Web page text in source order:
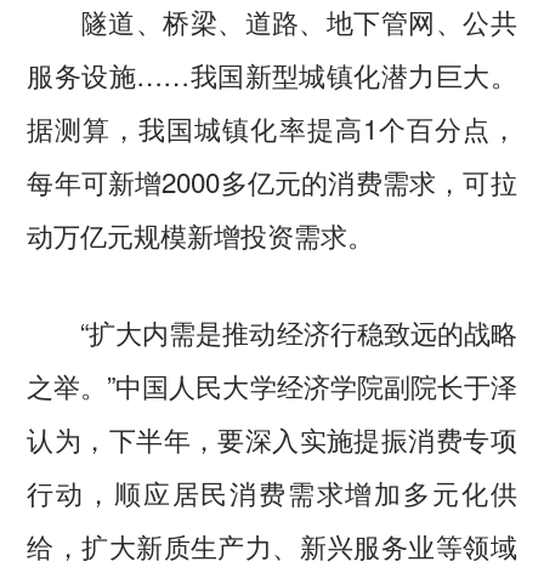
隧道、桥梁、道路、地下管网、公共
服务设施……我国新型城镇化潜力巨大。
据测算，我国城镇化率提高1个百分点，
每年可新增2000多亿元的消费需求，可拉
动万亿元规模新增投资需求。
“扩大内需是推动经济行稳致远的战略
之举。”中国人民大学经济学院副院长于泽
认为，下半年，要深入实施提振消费专项
行动，顺应居民消费需求增加多元化供
给，扩大新质生产力、新兴服务业等领域